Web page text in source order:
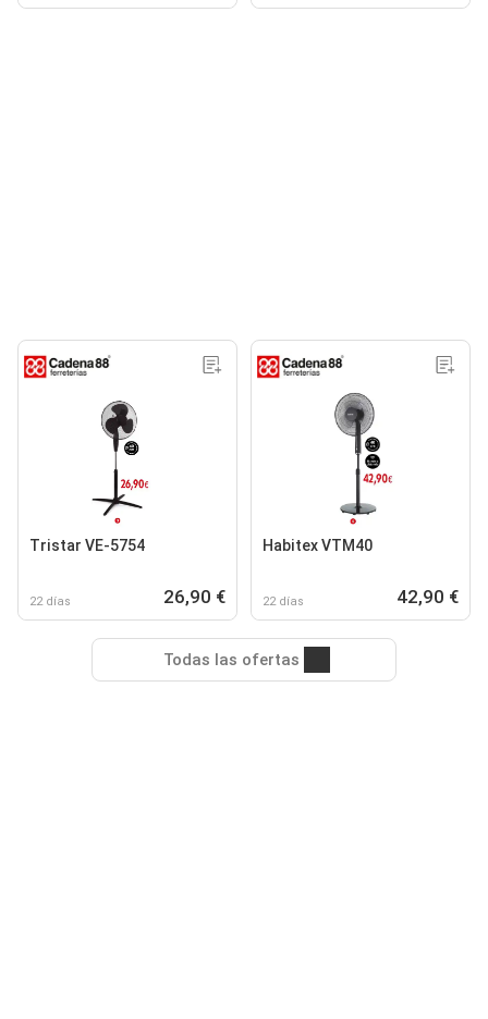
Tristar VE-5754
22 días 26,90 €
Habitex VTM40
22 días 42,90 €
Todas las ofertas